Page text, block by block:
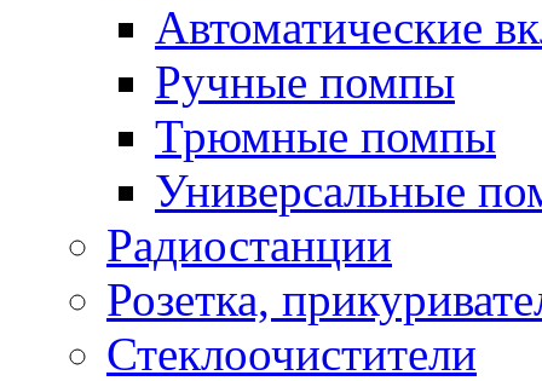
Автоматические
Ручные помпы
Трюмные помпы
Универсальные
Радиостанции
Розетка,
Стеклоочистители